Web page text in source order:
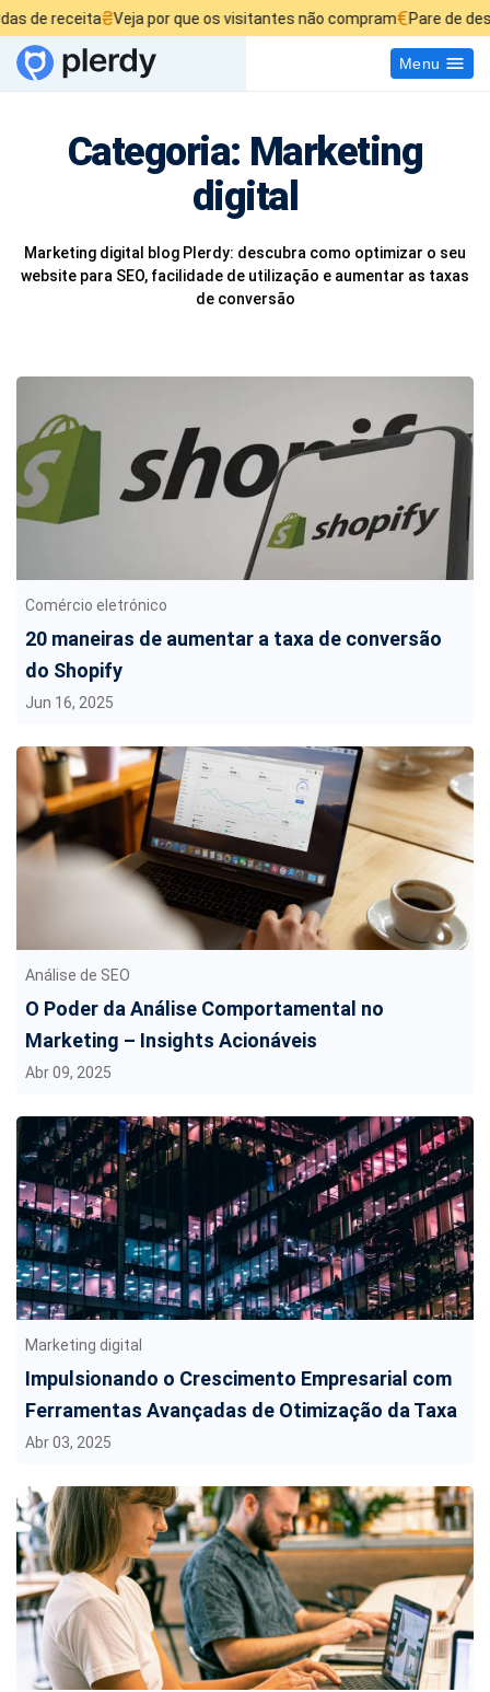
₴Veja por que os visitantes não compram€Pare de desperdiçar
Menu
Categoria: Marketing
digital
Marketing digital blog Plerdy: descubra como optimizar o seu
website para SEO, facilidade de utilização e aumentar as taxas
de conversão
Comércio eletrónico
20 maneiras de aumentar a taxa de conversão
do Shopify
Jun 16, 2025
Análise de SEO
O Poder da Análise Comportamental no
Marketing – Insights Acionáveis
Abr 09, 2025
Marketing digital
Impulsionando o Crescimento Empresarial com
Ferramentas Avançadas de Otimização da Taxa
de Conversão
Abr 03, 2025